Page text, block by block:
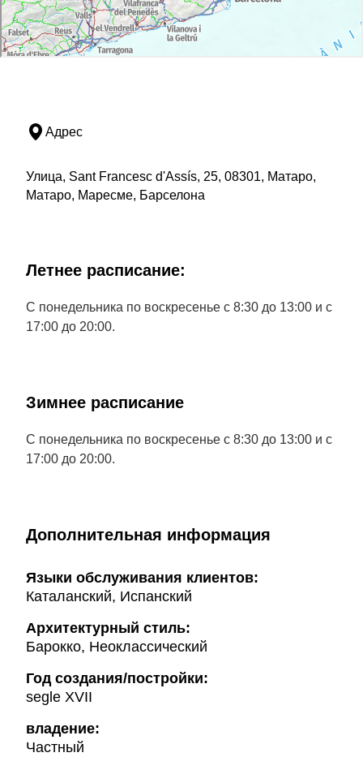
Адрес
Улица, Sant Francesc d'Assís, 25, 08301, Матаро,
Матаро, Маресме, Барселона
Летнее расписание:
С понедельника по воскресенье с 8:30 до 13:00 и с
17:00 до 20:00.
Зимнее расписание
С понедельника по воскресенье с 8:30 до 13:00 и с
17:00 до 20:00.
Дополнительная информация
Языки обслуживания клиентов:
Каталанский, Испанский
Архитектурный стиль:
Барокко, Неоклассический
Год создания/постройки:
segle XVII
владение:
Частный